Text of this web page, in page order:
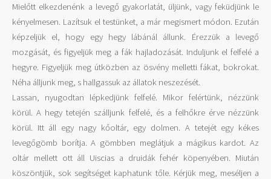
Mielőtt elkezdenénk a levegő gyakorlatát, üljünk, vagy feküdjünk le
kényelmesen. Lazítsuk el testünket, a már megismert módon. Ezután
képzeljük el, hogy egy hegy lábánál állunk. Érezzük a levegő
mozgását, és figyeljük meg a fák hajladozását. Induljunk el felfelé a
hegyre. Figyeljük meg útközben az ösvény melletti fákat, bokrokat.
Néha álljunk meg, s hallgassuk az állatok neszezését.
Lassan, nyugodtan lépkedjünk felfelé. Mikor felértünk, nézzünk
körül. A hegy tetején szálljunk felfelé, és a felhőkre érve nézzünk
körül. Itt áll egy nagy kőoltár, egy dolmen. A tetejét egy kékes
levegőgömb borítja. A gömbben meglátjuk a mágikus kardot. Az
oltár mellett ott áll Uiscias a druidák fehér köpenyében. Miután
köszöntjük, sok segítséget kaphatunk tőle. Kérjük meg, meséljen a